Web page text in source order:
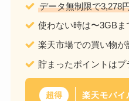
データ無制限で3,278
使わない時は〜3GBま
楽天市場での買い物が
貯まったポイントはプ
超得 楽天モバイ